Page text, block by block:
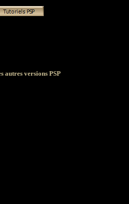
autres versions PSP